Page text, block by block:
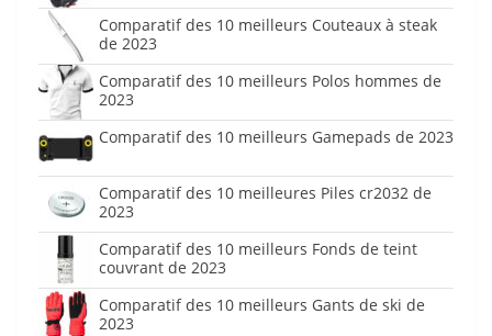
Comparatif des 10 meilleurs Couteaux à steak
de 2023
Comparatif des 10 meilleurs Polos hommes de
2023
Comparatif des 10 meilleurs Gamepads de 2023
Comparatif des 10 meilleures Piles cr2032 de
2023
Comparatif des 10 meilleurs Fonds de teint
couvrant de 2023
Comparatif des 10 meilleurs Gants de ski de
2023